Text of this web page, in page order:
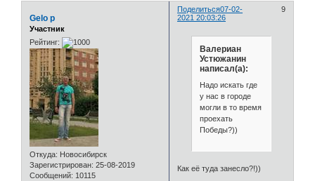
Поделиться 9
07-02-
2021 20:03:26
Gelo p
Участник
Рейтинг:
Откуда: Новосибирск
Зарегистрирован: 25-08-2019
Сообщений: 10115
Валериан
Устюжанин
написал(а):
Надо искать где
у нас в городе
могли в то время
проехать
Победы?))
Как её туда занесло?!))